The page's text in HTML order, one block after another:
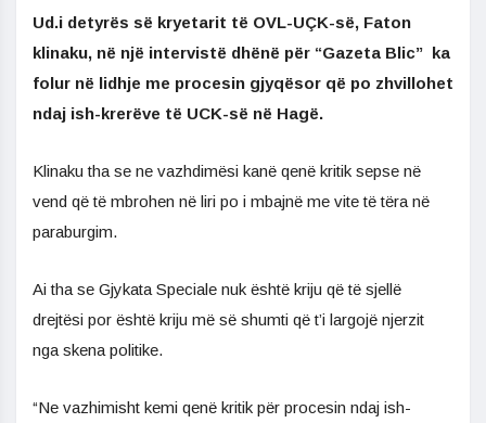
Ud.i detyrës së kryetarit të OVL-UÇK-së, Faton
klinaku, në një intervistë dhënë për “Gazeta Blic” ka
folur në lidhje me procesin gjyqësor që po zhvillohet
ndaj ish-krerëve të UCK-së në Hagë.
Klinaku tha se ne vazhdimësi kanë qenë kritik sepse në
vend që të mbrohen në liri po i mbajnë me vite të tëra në
paraburgim.
Ai tha se Gjykata Speciale nuk është kriju që të sjellë
drejtësi por është kriju më së shumti që t’i largojë njerzit
nga skena politike.
“Ne vazhimisht kemi qenë kritik për procesin ndaj ish-